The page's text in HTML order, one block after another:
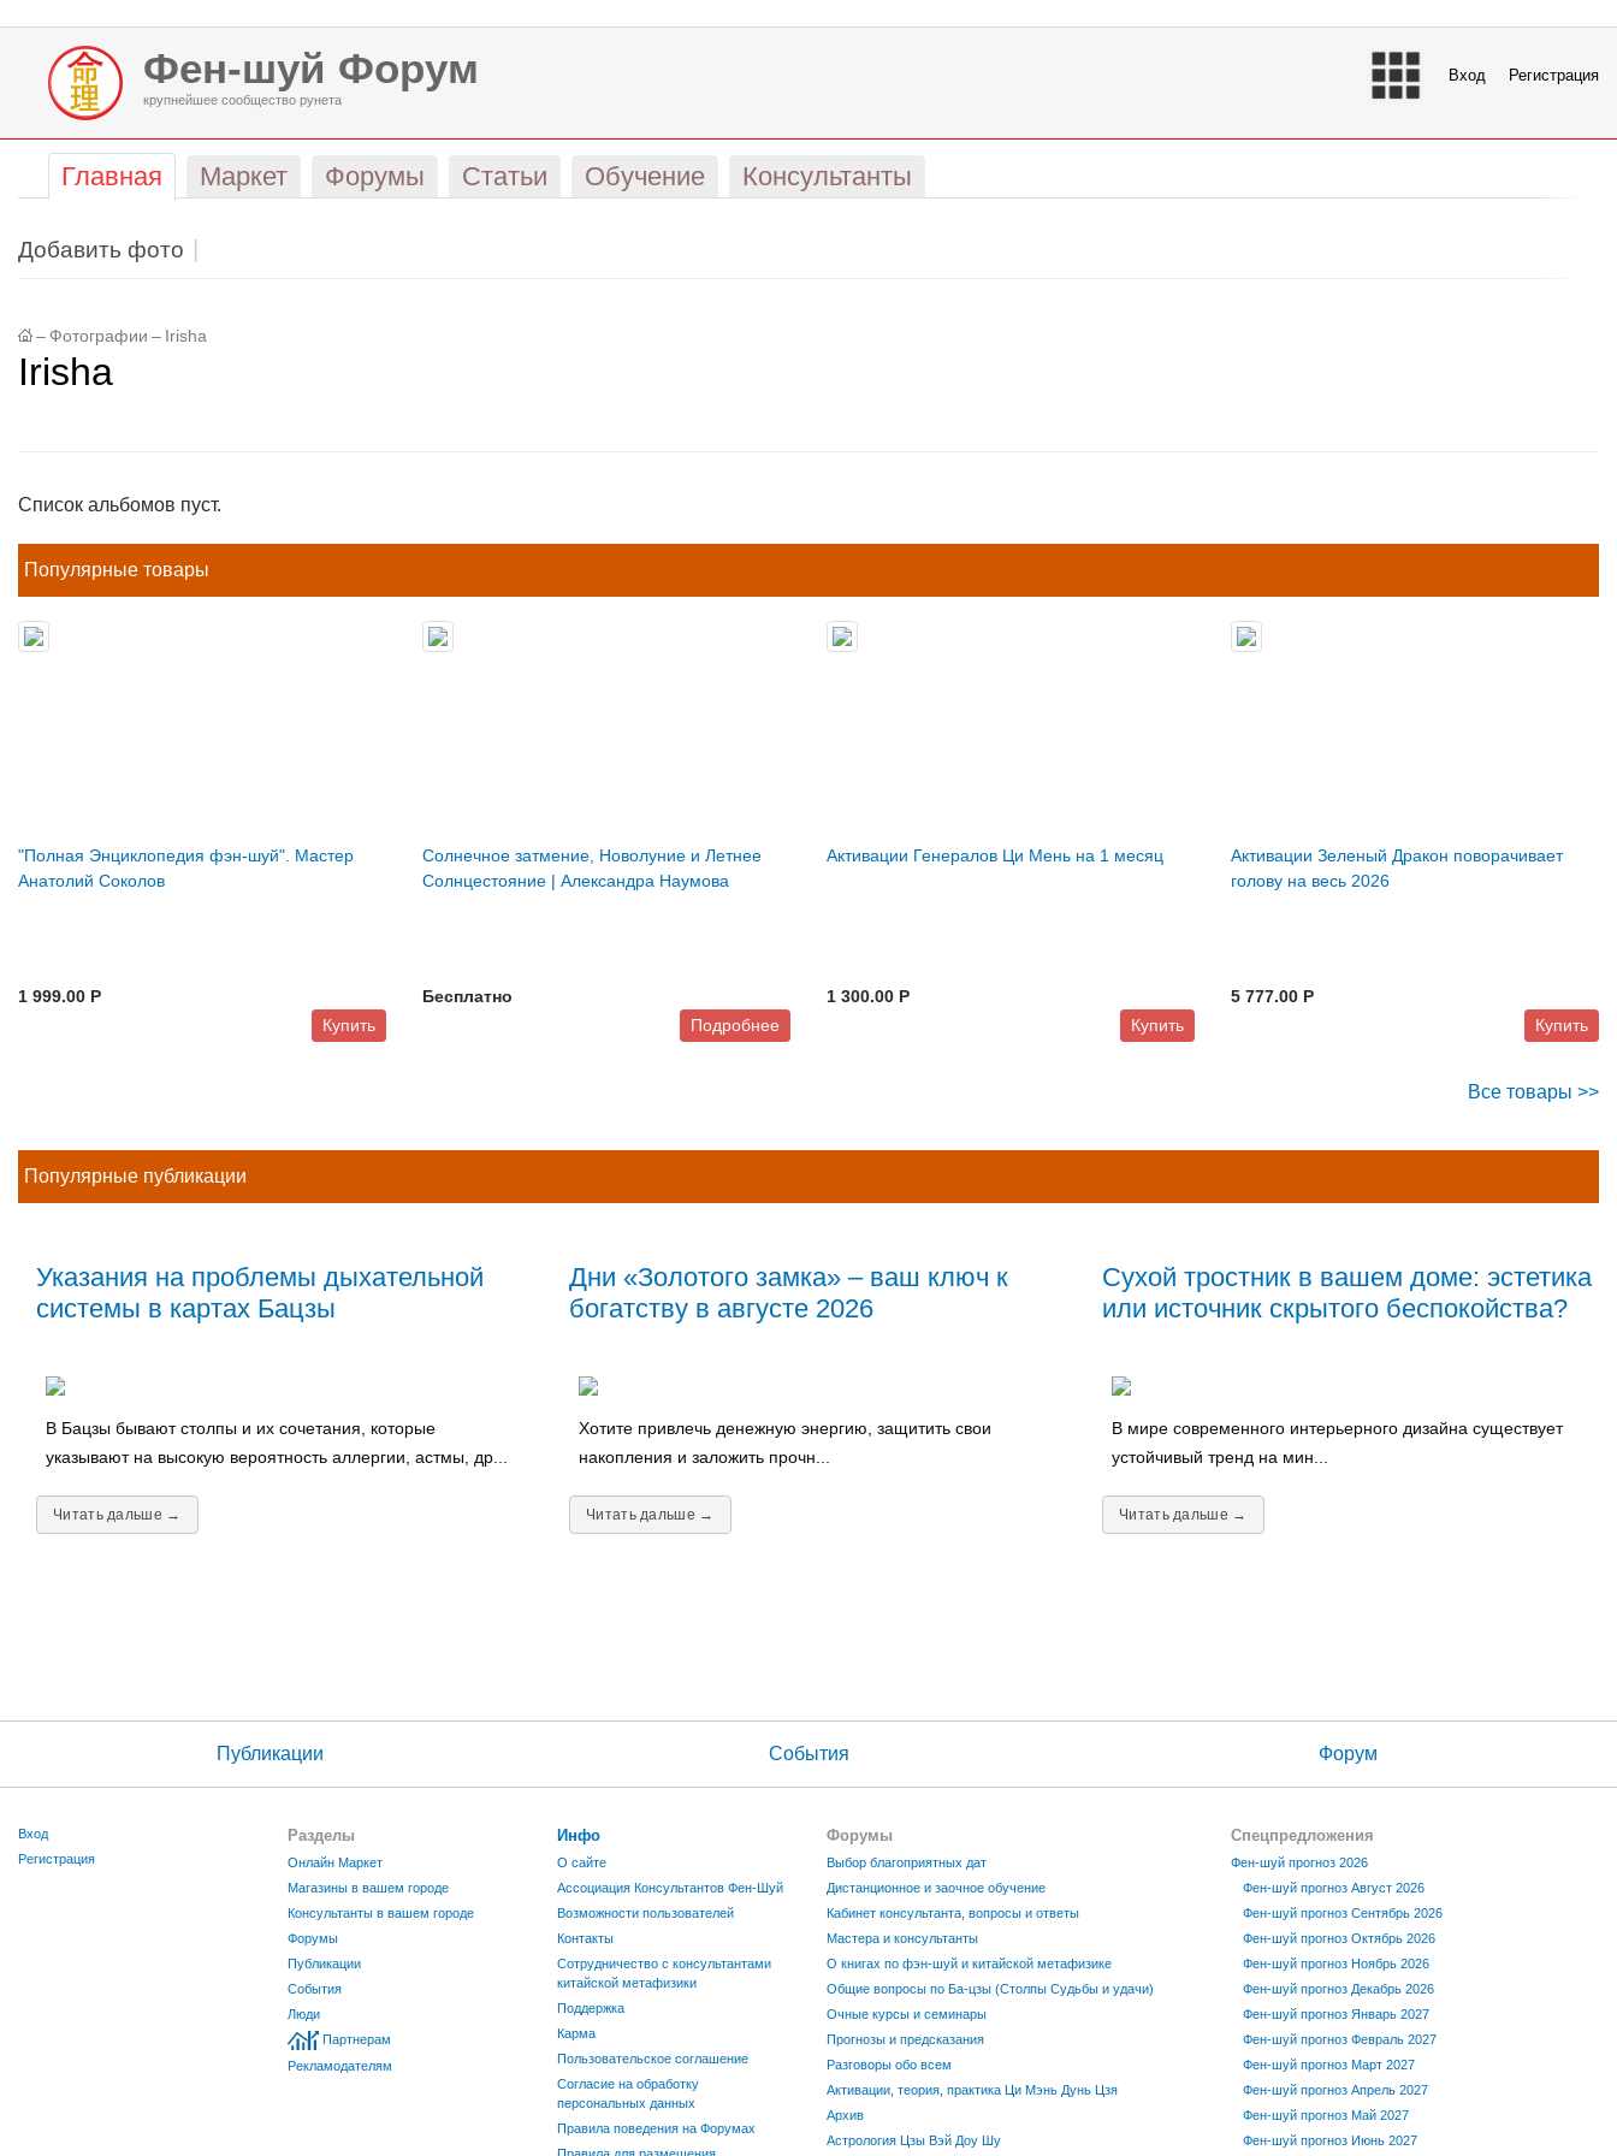
Фен-шуй Форум
крупнейшее сообщество рунета
Вход Регистрация
Главная Маркет Форумы Статьи Обучение Консультанты
Добавить фото
– Фотографии – Irisha
Irisha
Список альбомов пуст.
Популярные товары
"Полная Энциклопедия фэн-шуй". Мастер
Анатолий Соколов
1 999.00 P
Купить
Солнечное затмение, Новолуние и Летнее
Солнцестояние | Александра Наумова
Бесплатно
Подробнее
Активации Генералов Ци Мень на 1 месяц
1 300.00 P
Купить
Активации Зеленый Дракон поворачивает
голову на весь 2026
5 777.00 P
Купить
Все товары >>
Популярные публикации
Указания на проблемы дыхательной
системы в картах Бацзы
В Бацзы бывают столпы и их сочетания, которые
указывают на высокую вероятность аллергии, астмы, др...
Читать дальше →
Дни «Золотого замка» – ваш ключ к
богатству в августе 2026
Хотите привлечь денежную энергию, защитить свои
накопления и заложить прочн...
Читать дальше →
Сухой тростник в вашем доме: эстетика
или источник скрытого беспокойства?
В мире современного интерьерного дизайна существует
устойчивый тренд на мин...
Читать дальше →
Публикации События Форум
Вход
Регистрация
Разделы
Онлайн Маркет
Магазины в вашем городе
Консультанты в вашем городе
Форумы
Публикации
События
Люди
Партнерам
Рекламодателям
Инфо
О сайте
Ассоциация Консультантов Фен-Шуй
Возможности пользователей
Контакты
Сотрудничество с консультантами
китайской метафизики
Поддержка
Карма
Пользовательское соглашение
Согласие на обработку
персональных данных
Правила поведения на Форумах
Правила для размещения
Форумы
Выбор благоприятных дат
Дистанционное и заочное обучение
Кабинет консультанта, вопросы и ответы
Мастера и консультанты
О книгах по фэн-шуй и китайской метафизике
Общие вопросы по Ба-цзы (Столпы Судьбы и удачи)
Очные курсы и семинары
Прогнозы и предсказания
Разговоры обо всем
Активации, теория, практика Ци Мэнь Дунь Цзя
Архив
Астрология Цзы Вэй Доу Шу
Спецпредложения
Фен-шуй прогноз 2026
Фен-шуй прогноз Август 2026
Фен-шуй прогноз Сентябрь 2026
Фен-шуй прогноз Октябрь 2026
Фен-шуй прогноз Ноябрь 2026
Фен-шуй прогноз Декабрь 2026
Фен-шуй прогноз Январь 2027
Фен-шуй прогноз Февраль 2027
Фен-шуй прогноз Март 2027
Фен-шуй прогноз Апрель 2027
Фен-шуй прогноз Май 2027
Фен-шуй прогноз Июнь 2027